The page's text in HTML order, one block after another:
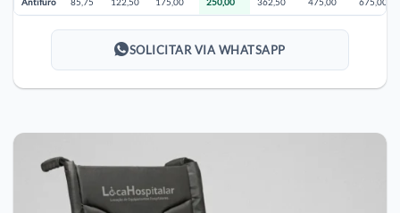
SOLICITAR VIA WHATSAPP